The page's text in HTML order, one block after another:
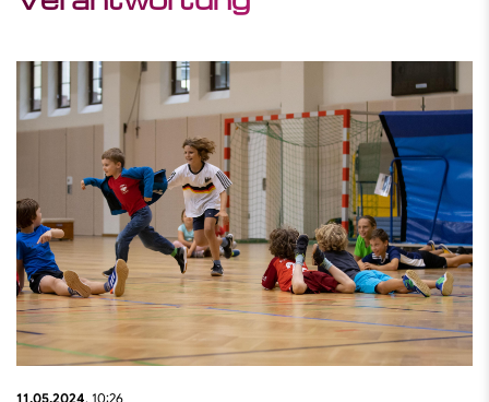
11.05.2024, 10:26
Diskriminierungsfrei im Sport
Junges Ehrenamt
Schule & Verein
Finde dein Ehrenamt
Finde deinen Sport